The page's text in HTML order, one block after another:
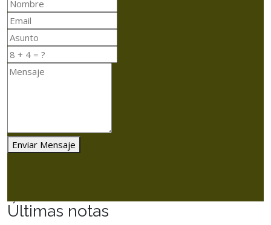
Enviar Mensaje
Últimas notas